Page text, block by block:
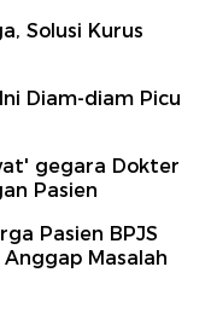
Solusi Kurus
Diam-diam Picu
gegara Dokter
Pasien
Pasien BPJS
Masalah